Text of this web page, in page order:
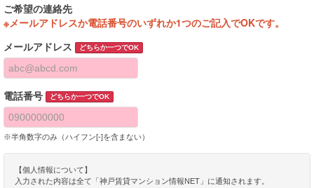
ご希望の連絡先
※メールアドレスか電話番号のいずれか1つのご記入でOKです。
メールアドレス どちらか一つでOK
電話番号 どちらか一つでOK
※半角数字のみ（ハイフン[-]を含まない）
【個人情報について】
入力された内容は全て「神戸賃貸マンション情報NET」に通知されます。